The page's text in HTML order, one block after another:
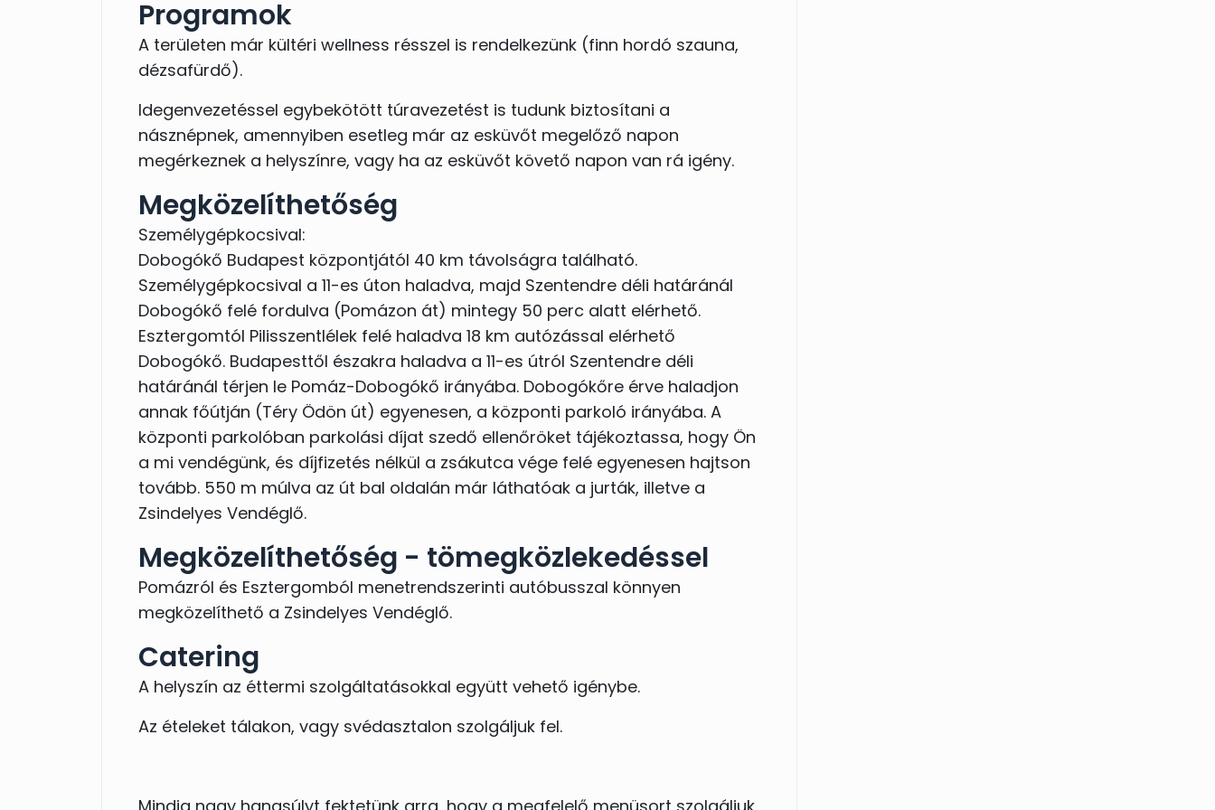
A szabadtéri esküvői szertartás minden vőlegény és menyasszony számára
maradandó emlék, hiszen egy gyönyörű természeti közegben, a szabad ég
alatt mondhatják ki a boldogító igent.
Nálunk egy helyen megrendezhető az egyházi és a polgári ceremónia, a
vacsora, a lagzi és vendégeiteknek kb. 60 főig szállást is tudunk biztosítani a
7 db jurtában, illetve a különálló apartmanban (nagyobb létszám vagy más
jellegű szállás igénye esetén is segítünk a szállás intézésében a környéken).
Kizárólagosságot garantálunk Nektek és vendégeiteknek a bensőséges
ünneplés érdekében!
Ajánlott szolgáltatói gárdánkkal gördülékeny az együttműködés, miután
velük már számtalan tökéletes esküvőt lebonyolítottunk, azonban saját
szolgáltatókat is hozhattok.
Segítőkész személyzet kísér Titeket végig a Nagy napon, hogy minden úgy
történjen, ahogyan azt elterveztétek.
Várjuk megtisztelő érdeklődéseteket, ha egy páratlan természetközeli
helyszínen, korrekt áron, egy kedves és profi csapattal szeretnétek
Smarni Zsindelyes módra, ízes ízzel
Ár:.11.700-Ft/fő
Programok
A területen már kültéri wellness résszel is rendelkezünk (finn hordó szauna,
dézsafürdő).
Idegenvezetéssel egybekötött túravezetést is tudunk biztosítani a
násznépnek, amennyiben esetleg már az esküvőt megelőző napon
megérkeznek a helyszínre, vagy ha az esküvőt követő napon van rá igény.
Megközelíthetőség
Személygépkocsival:
Dobogókő Budapest központjától 40 km távolságra található.
Személygépkocsival a 11-es úton haladva, majd Szentendre déli határánál
Dobogókő felé fordulva (Pomázon át) mintegy 50 perc alatt elérhető.
Esztergomtól Pilisszentlélek felé haladva 18 km autózással elérhető
Dobogókő. Budapesttől északra haladva a 11-es útról Szentendre déli
határánál térjen le Pomáz-Dobogókő irányába. Dobogókőre érve haladjon
annak főútján (Téry Ödön út) egyenesen, a központi parkoló irányába. A
központi parkolóban parkolási díjat szedő ellenőröket tájékoztassa, hogy Ön
a mi vendégünk, és díjfizetés nélkül a zsákutca vége felé egyenesen hajtson
tovább. 550 m múlva az út bal oldalán már láthatóak a jurták, illetve a
Zsindelyes Vendéglő.
Megközelíthetőség - tömegközlekedéssel
Pomázról és Esztergomból menetrendszerinti autóbusszal könnyen
megközelíthető a Zsindelyes Vendéglő.
Catering
A helyszín az éttermi szolgáltatásokkal együtt vehető igénybe.
Az ételeket tálakon, vagy svédasztalon szolgáljuk fel.
Mindig nagy hangsúlyt fektetünk arra, hogy a megfelelő menüsort szolgáljuk